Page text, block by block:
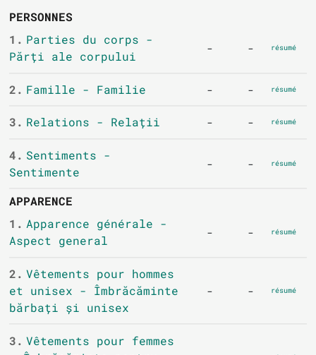
PERSONNES
1. Parties du corps -
Părți ale corpului
- - résumé
2. Famille - Familie - - résumé
3. Relations - Relații - - résumé
4. Sentiments -
Sentimente
- - résumé
APPARENCE
1. Apparence générale -
Aspect general
- - résumé
2. Vêtements pour hommes
et unisex - Îmbrăcăminte
bărbați și unisex
- - résumé
3. Vêtements pour femmes